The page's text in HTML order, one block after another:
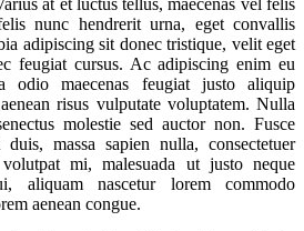
at et luctus tellus, maecenas vel felis
nunc hendrerit urna, eget convallis
adipiscing sit donec tristique, velit eget
feugiat cursus. Ac adipiscing enim eu
odio maecenas feugiat justo aliquip
risus vulputate voluptatem. Nulla
molestie sed auctor non. Fusce
massa sapien nulla, consectetuer
mi, malesuada ut justo neque
aliquam nascetur lorem commodo
aenean congue.